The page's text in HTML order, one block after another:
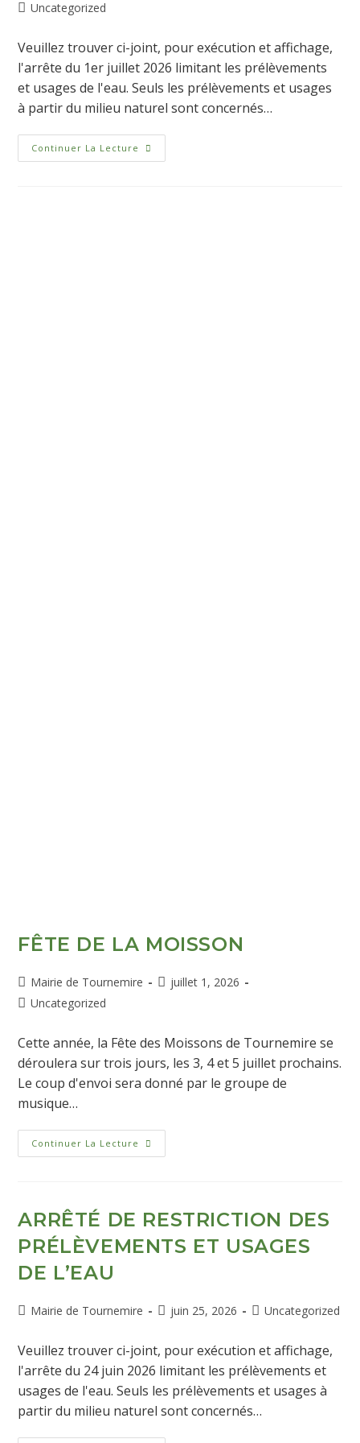
Uncategorized
Veuillez trouver ci-joint, pour exécution et affichage,
l'arrête du 1er juillet 2026 limitant les prélèvements
et usages de l'eau. Seuls les prélèvements et usages
à partir du milieu naturel sont concernés…
Continuer La Lecture
FÊTE DE LA MOISSON
Mairie de Tournemire
juillet 1, 2026
Uncategorized
Cette année, la Fête des Moissons de Tournemire se
déroulera sur trois jours, les 3, 4 et 5 juillet prochains.
Le coup d'envoi sera donné par le groupe de
musique…
Continuer La Lecture
ARRÊTÉ DE RESTRICTION DES
PRÉLÈVEMENTS ET USAGES
DE L’EAU
Mairie de Tournemire juin 25, 2026 Uncategorized
Veuillez trouver ci-joint, pour exécution et affichage,
l'arrête du 24 juin 2026 limitant les prélèvements et
usages de l'eau. Seuls les prélèvements et usages à
partir du milieu naturel sont concernés…